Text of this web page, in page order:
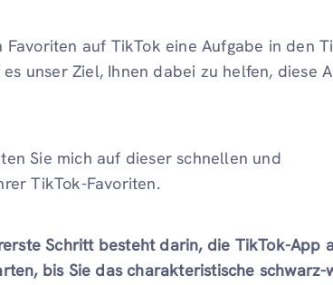
Favoriten auf TikTok eine Aufgabe in den
unser Ziel, Ihnen dabei zu helfen, diese
Sie mich auf dieser schnellen und
TikTok-Favoriten.
Schritt besteht darin, die TikTok-App
bis Sie das charakteristische schwarz-